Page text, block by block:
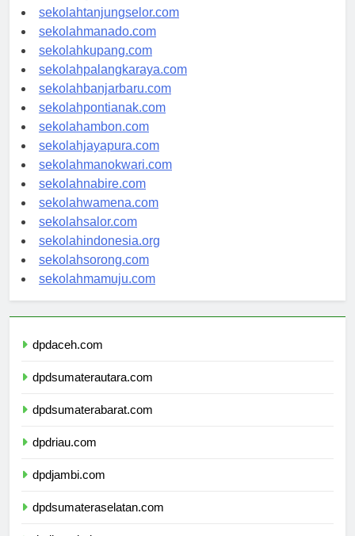
sekolahgorontalo.com
sekolahtanjungselor.com
sekolahmanado.com
sekolahkupang.com
sekolahpalangkaraya.com
sekolahbanjarbaru.com
sekolahpontianak.com
sekolahambon.com
sekolahjayapura.com
sekolahmanokwari.com
sekolahnabire.com
sekolahwamena.com
sekolahsalor.com
sekolahindonesia.org
sekolahsorong.com